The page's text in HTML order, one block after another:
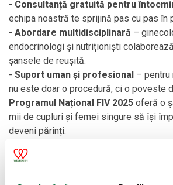
- Consultanță gratuită pentru
echipa noastră te sprijină pas cu pas în
- Abordare multidisciplinară –
endocrinologi și nutriționiști
șansele de reușită.
- Suport uman și profesional – pentru
nu este doar o procedură, ci o poveste
Programul Național FIV 2025 oferă o
mii de cupluri și femei singure să își
deveni părinți.
, pionieri în FIV și RUA din
știința de vârf
fiecare pas să fie făcut cu încredere.